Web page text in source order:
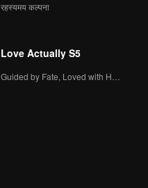
रहस्यमय कल्पना
Love Actually S5